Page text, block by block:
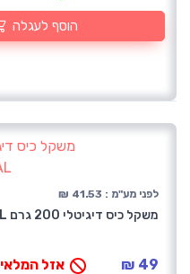
הוסף לעגלה
לפני מע"מ : 41.53 ₪
משקל כיס דיגיטלי 200 גרם SAKAL
49 ₪ אזל המלאי